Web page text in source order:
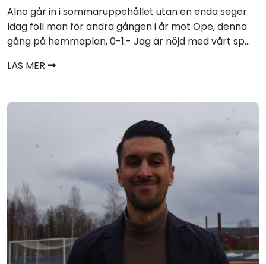
Alnö går in i sommaruppehållet utan en enda seger.
Idag föll man för andra gången i år mot Ope, denna
gång på hemmaplan, 0-1.- Jag är nöjd med vårt sp...
LÄS MER